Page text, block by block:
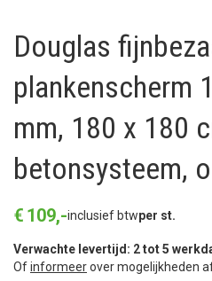
Douglas
plankenscherm
mm, 180 x 180
betonsysteem,
€ 109,-inclusief btwper st.
Verwachte levertijd: 2 tot 5
Ofinformeerover mogelijkheden